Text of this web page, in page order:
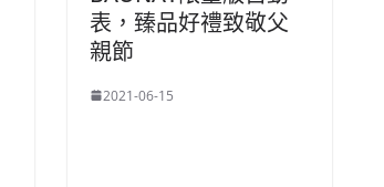
表，臻品好禮致敬父
親節
2021-06-15